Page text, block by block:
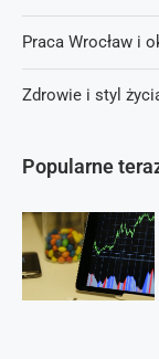
Popularne
Praca Wrocław i
Zdrowie i styl